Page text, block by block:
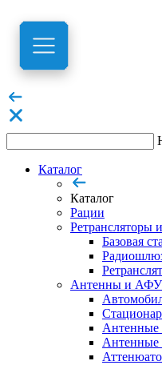
Каталог
Каталог
Рации
Ретрансляторы
Базовая
Антенны и АФУ
Антенные
Антенные